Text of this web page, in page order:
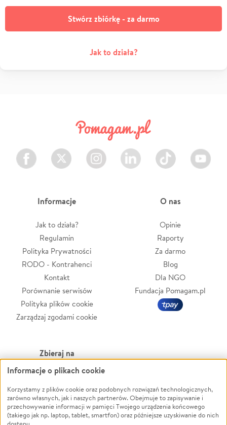
Stwórz zbiórkę - za darmo
Jak to działa?
Facebook Twitter Instagram LinkedIn TikTok Youtube
Informacje
Jak to działa?
Regulamin
Polityka Prywatności
RODO - Kontrahenci
Kontakt
Porównanie serwisów
Polityka plików cookie
Zarządzaj zgodami cookie
O nas
Opinie
Raporty
Za darmo
Blog
Dla NGO
Fundacja Pomagam.pl
Zbieraj na
Leczenie
Zwierzęta
Pożar
Ukraina
Powódź
Wichura
NGO
Informacje o plikach cookie
Korzystamy z plików cookie oraz podobnych rozwiązań technologicznych,
zarówno własnych, jak i naszych partnerów. Obejmuje to zapisywanie i
przechowywanie informacji w pamięci Twojego urządzenia końcowego
(takiego jak np. laptop, tablet, smartfon) oraz późniejsze uzyskiwanie do nich